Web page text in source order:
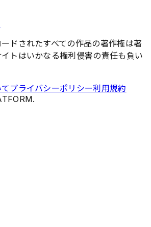
ドされたすべての作品の著作権は著
トはいかなる権利侵害の責任も負い
プライバシーポリシー利用規約